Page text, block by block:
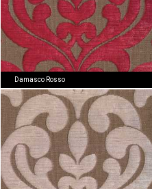
Damasco Rosso